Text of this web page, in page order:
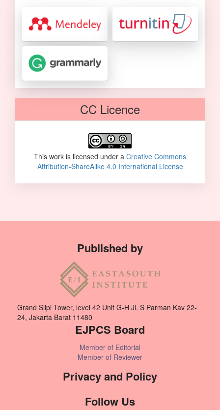
CC Licence
This work is licensed under a Creative Commons
Attribution-ShareAlike 4.0 International License
Published by
Grand Slipi Tower, level 42 Unit G-H Jl. S Parman Kav 22-
24, Jakarta Barat 11480
EJPCS Board
Member of Editorial
Member of Reviewer
Privacy and Policy
Follow Us